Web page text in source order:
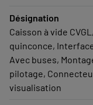
Désignation
Caisson à vide
quinconce,
Avec buses,
pilotage,
visualisation